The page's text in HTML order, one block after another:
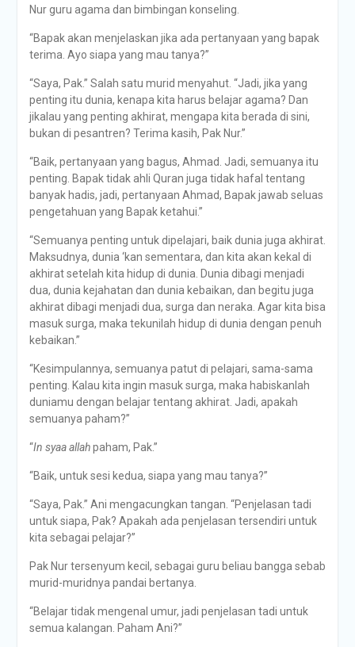
Nur guru agama dan bimbingan konseling.
“Bapak akan menjelaskan jika ada pertanyaan yang bapak
terima. Ayo siapa yang mau tanya?”
“Saya, Pak.” Salah satu murid menyahut. “Jadi, jika yang
penting itu dunia, kenapa kita harus belajar agama? Dan
jikalau yang penting akhirat, mengapa kita berada di sini,
bukan di pesantren? Terima kasih, Pak Nur.”
“Baik, pertanyaan yang bagus, Ahmad. Jadi, semuanya itu
penting. Bapak tidak ahli Quran juga tidak hafal tentang
banyak hadis, jadi, pertanyaan Ahmad, Bapak jawab seluas
pengetahuan yang Bapak ketahui.”
“Semuanya penting untuk dipelajari, baik dunia juga akhirat.
Maksudnya, dunia ‘kan sementara, dan kita akan kekal di
akhirat setelah kita hidup di dunia. Dunia dibagi menjadi
dua, dunia kejahatan dan dunia kebaikan, dan begitu juga
akhirat dibagi menjadi dua, surga dan neraka. Agar kita bisa
masuk surga, maka tekunilah hidup di dunia dengan penuh
kebaikan.”
“Kesimpulannya, semuanya patut di pelajari, sama-sama
penting. Kalau kita ingin masuk surga, maka habiskanlah
duniamu dengan belajar tentang akhirat. Jadi, apakah
semuanya paham?”
“In syaa allahpaham, Pak.”
“Baik, untuk sesi kedua, siapa yang mau tanya?”
“Saya, Pak.” Ani mengacungkan tangan. “Penjelasan tadi
untuk siapa, Pak? Apakah ada penjelasan tersendiri untuk
kita sebagai pelajar?”
Pak Nur tersenyum kecil, sebagai guru beliau bangga sebab
murid-muridnya pandai bertanya.
“Belajar tidak mengenal umur, jadi penjelasan tadi untuk
semua kalangan. Paham Ani?”